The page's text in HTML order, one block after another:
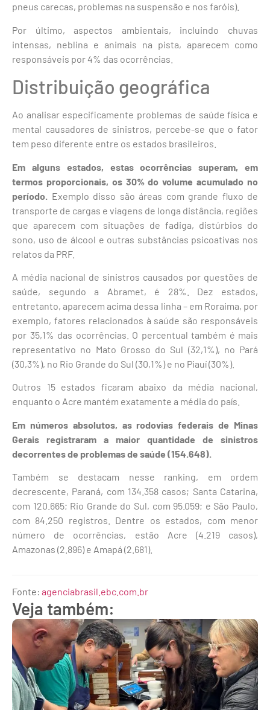
pneus carecas, problemas na suspensão e nos faróis).
Por último, aspectos ambientais, incluindo chuvas
intensas, neblina e animais na pista, aparecem como
responsáveis por 4% das ocorrências.
Distribuição geográfica
Ao analisar especificamente problemas de saúde física e
mental causadores de sinistros, percebe-se que o fator
tem peso diferente entre os estados brasileiros.
Em alguns estados, estas ocorrências superam, em
termos proporcionais, os 30% do volume acumulado no
período.
Exemplo disso são áreas com grande fluxo de
transporte de cargas e viagens de longa distância, regiões
que aparecem com situações de fadiga, distúrbios do
sono, uso de álcool e outras substâncias psicoativas nos
relatos da PRF.
A média nacional de sinistros causados por questões de
saúde, segundo a Abramet, é 28%. Dez estados,
entretanto, aparecem acima dessa linha – em Roraima, por
exemplo, fatores relacionados à saúde são responsáveis
por 35,1% das ocorrências. O percentual também é mais
representativo no Mato Grosso do Sul (32,1%), no Pará
(30,3%), no Rio Grande do Sul (30,1%) e no Piauí (30%).
Outros 15 estados ficaram abaixo da média nacional,
enquanto o Acre mantém exatamente a média do país.
Em números absolutos, as rodovias federais de Minas
Gerais registraram a maior quantidade de sinistros
decorrentes de problemas de saúde (154.648).
Também se destacam nesse ranking, em ordem
decrescente, Paraná, com 134.358 casos; Santa Catarina,
com 120.665; Rio Grande do Sul, com 95.059; e São Paulo,
com 84.250 registros. Dentre os estados, com menor
número de ocorrências, estão Acre (4.219 casos),
Amazonas (2.896) e Amapá (2.681).
Fonte: agenciabrasil.ebc.com.br
Veja também: